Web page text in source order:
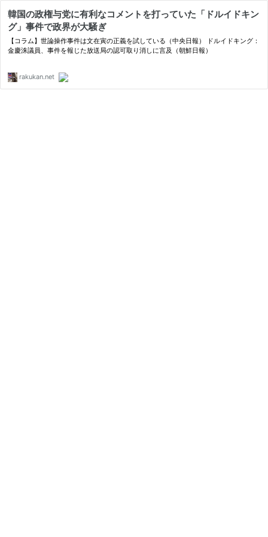
韓国の政権与党に有利なコメントを打っていた「ドルイドキン
グ」事件で政界が大騒ぎ
【コラム】世論操作事件は文在寅の正義を試している（中央日報） ドルイドキング：
金慶洙議員、事件を報じた放送局の認可取り消しに言及（朝鮮日報）
rakukan.net